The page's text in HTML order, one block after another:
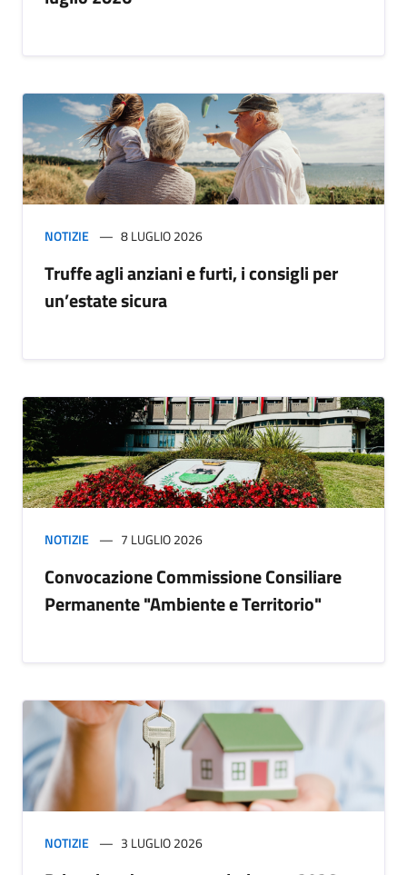
NOTIZIE 8 LUGLIO 2026
Truffe agli anziani e furti, i consigli per
un’estate sicura
NOTIZIE 7 LUGLIO 2026
Convocazione Commissione Consiliare
Permanente "Ambiente e Territorio"
NOTIZIE 3 LUGLIO 2026